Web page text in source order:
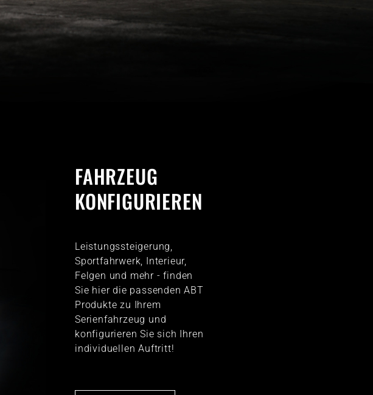
FAHRZEUG
KONFIGURIEREN
Leistungssteigerung,
Sportfahrwerk, Interieur,
Felgen und mehr - finden
Sie hier die passenden ABT
Produkte zu Ihrem
Serienfahrzeug und
konfigurieren Sie sich Ihren
individuellen Auftritt!